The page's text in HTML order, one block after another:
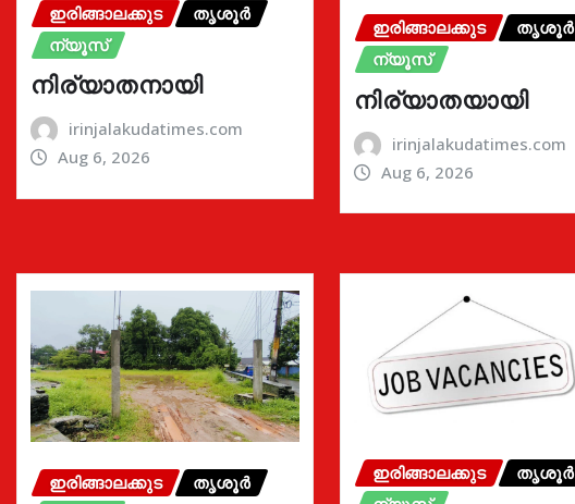
ഇരിങ്ങാലക്കുട
തൃശൂർ
ന്യൂസ്
നിര്യാതനായി
irinjalakudatimes.com
Aug 6, 2026
ഇരിങ്ങാലക്കുട
തൃശൂർ
ന്യൂസ്
നിര്യാതയായി
irinjalakudatimes.com
Aug 6, 2026
ഇരിങ്ങാലക്കുട
തൃശൂർ
ഇരിങ്ങാലക്കുട
തൃശൂർ